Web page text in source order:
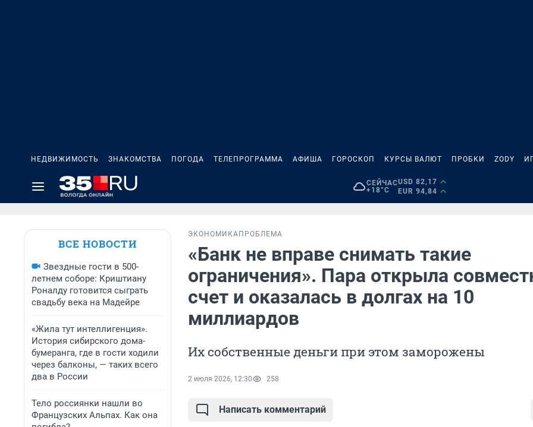
НЕДВИЖИМОСТЬ ЗНАКОМСТВА ПОГОДА ТЕЛЕПРОГРАММА АФИША ГОРОСКОП КУРСЫ ВАЛЮТ ПРОБКИ ZODY
СЕЙЧАС
+18°C
USD 82,17
EUR 94,84
ВСЕ НОВОСТИ
Звездные гости в 500-
летнем соборе: Криштиану
Роналду готовится сыграть
свадьбу века на Мадейре
«Жила тут интеллигенция».
История сибирского дома-
бумеранга, где в гости ходили
через балконы, — таких всего
два в России
Тело россиянки нашли во
Французских Альпах. Как она
ЭКОНОМИКА ПРОБЛЕМА
«Банк не вправе снимать такие
ограничения». Пара открыла
счет и оказалась в долгах на 10
миллиардов
Их собственные деньги при этом заморожены
2 июля 2026, 12:30 258
Написать комментарий